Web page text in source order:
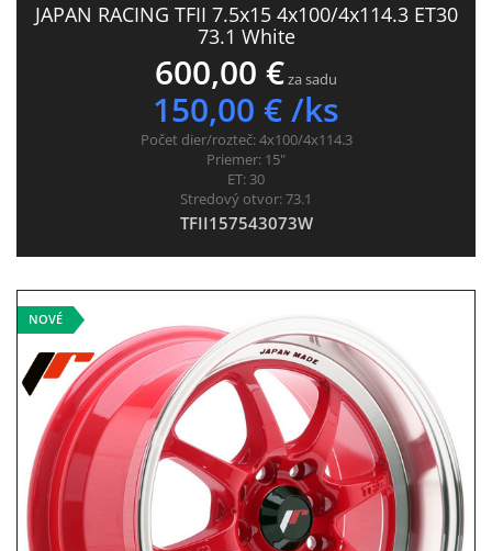
JAPAN RACING TFII 7.5x15 4x100/4x114.3 ET30
73.1 White
600,00 €za sadu
150,00 € /ks
Počet dier/rozteč:4x100/4x114.3
Priemer: 15"
ET: 30
Stredový otvor:73.1
TFII157543073W
NOVÉ